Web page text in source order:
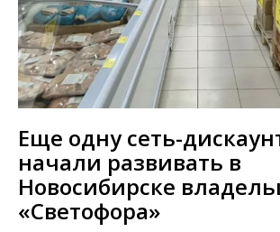
Еще одну сеть-
начали развивать в
Новосибирске
«Светофора»